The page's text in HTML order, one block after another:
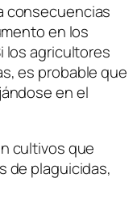
consecuencias
en los
los agricultores
es probable que
en el
cultivos que
de plaguicidas,